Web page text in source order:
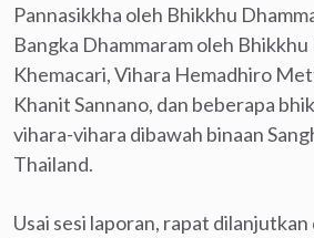
Pannasikkha oleh Bhikkhu
Bangka Dhammaram oleh
Khemacari, Vihara Hemadhiro
Khanit Sannano, dan beberapa
vihara-vihara dibawah binaan
Thailand.
Usai sesi laporan, rapat dilanjutkan